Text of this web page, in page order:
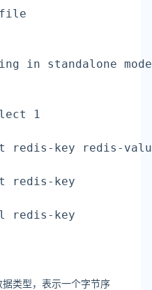
in standalone
1
redis-key redis-
redis-key
redis-key
类型，表示一个字节序